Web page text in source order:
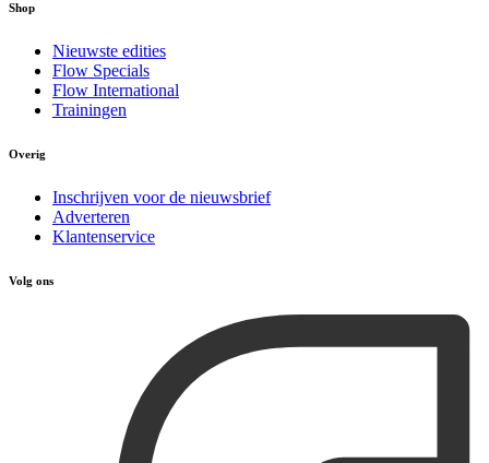
Shop
Nieuwste edities
Flow Specials
Flow International
Trainingen
Overig
Inschrijven voor de nieuwsbrief
Adverteren
Klantenservice
Volg ons